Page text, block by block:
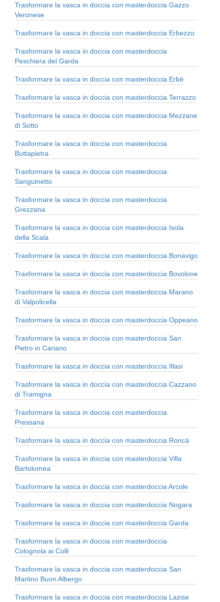
Trasformare la vasca in doccia con masterdoccia Gazzo
Veronese
Trasformare la vasca in doccia con masterdoccia Erbezzo
Trasformare la vasca in doccia con masterdoccia
Peschiera del Garda
Trasformare la vasca in doccia con masterdoccia Erbè
Trasformare la vasca in doccia con masterdoccia Terrazzo
Trasformare la vasca in doccia con masterdoccia Mezzane
di Sotto
Trasformare la vasca in doccia con masterdoccia
Buttapietra
Trasformare la vasca in doccia con masterdoccia
Sanguinetto
Trasformare la vasca in doccia con masterdoccia
Grezzana
Trasformare la vasca in doccia con masterdoccia Isola
della Scala
Trasformare la vasca in doccia con masterdoccia Bonavigo
Trasformare la vasca in doccia con masterdoccia Bovolone
Trasformare la vasca in doccia con masterdoccia Marano
di Valpolicella
Trasformare la vasca in doccia con masterdoccia Oppeano
Trasformare la vasca in doccia con masterdoccia San
Pietro in Cariano
Trasformare la vasca in doccia con masterdoccia Illasi
Trasformare la vasca in doccia con masterdoccia Cazzano
di Tramigna
Trasformare la vasca in doccia con masterdoccia
Pressana
Trasformare la vasca in doccia con masterdoccia Roncà
Trasformare la vasca in doccia con masterdoccia Villa
Bartolomea
Trasformare la vasca in doccia con masterdoccia Arcole
Trasformare la vasca in doccia con masterdoccia Nogara
Trasformare la vasca in doccia con masterdoccia Garda
Trasformare la vasca in doccia con masterdoccia
Colognola ai Colli
Trasformare la vasca in doccia con masterdoccia San
Martino Buon Albergo
Trasformare la vasca in doccia con masterdoccia Lazise